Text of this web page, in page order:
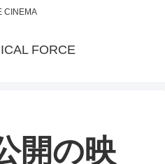
CINEMA
FORCE
開の映